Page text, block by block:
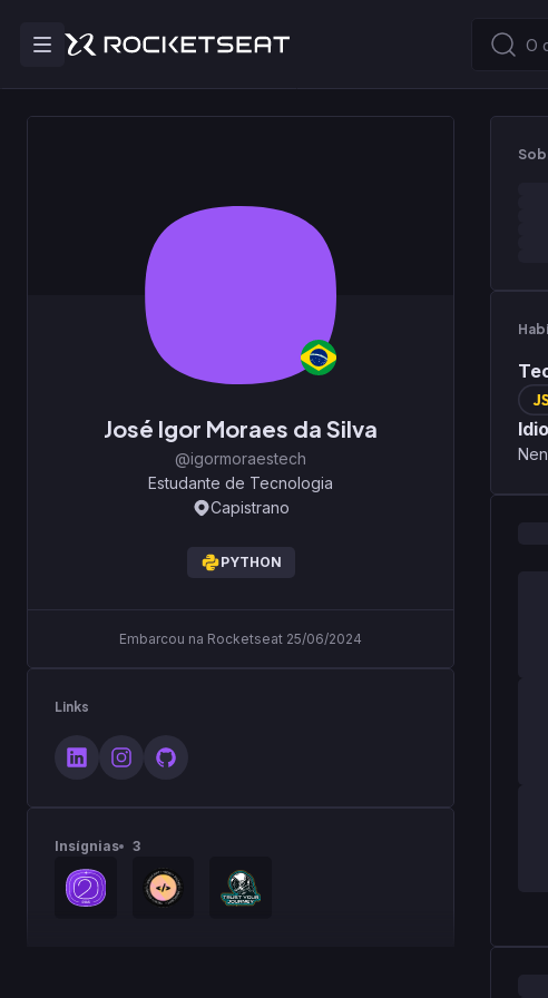
José Igor Moraes da Silva
@igormoraestech
Estudante de Tecnologia
Capistrano
PYTHON
Embarcou na Rocketseat 25/06/2024
Links
Insígnias 3